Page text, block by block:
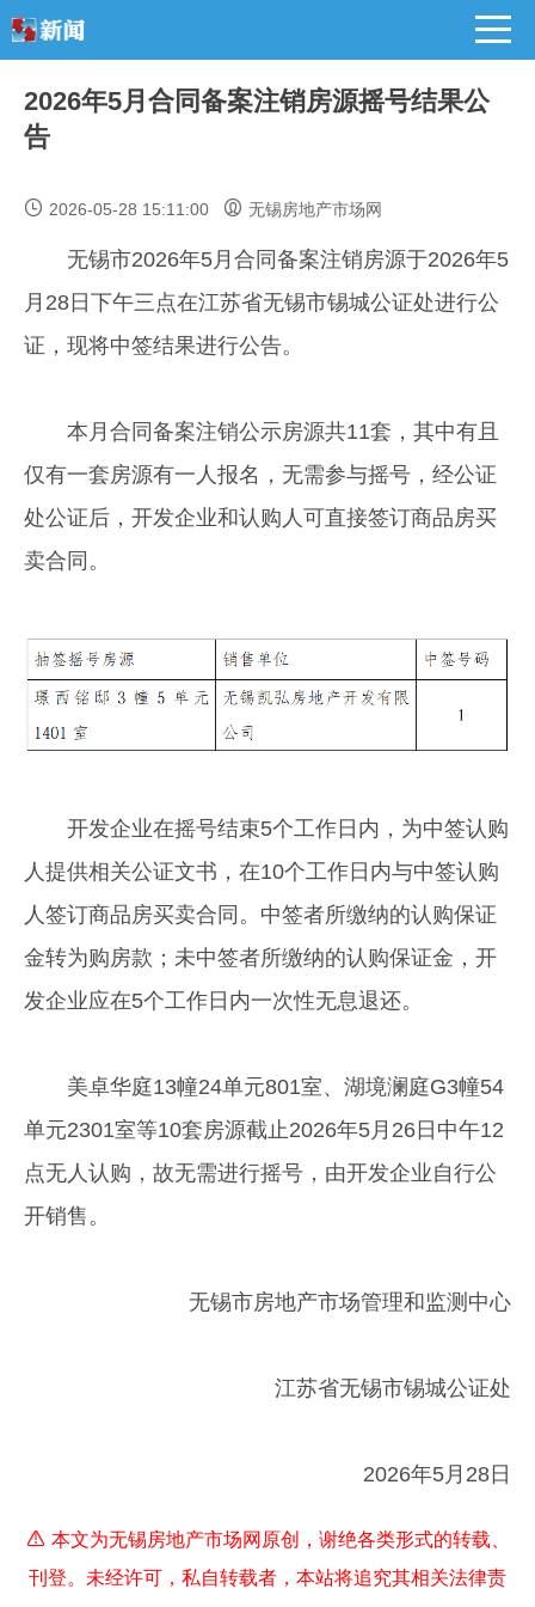
2026年5月合同备案注销房源摇号结果公
告
2026-05-28 15:11:00 无锡房地产市场网
无锡市2026年5月合同备案注销房源于2026年5
月28日下午三点在江苏省无锡市锡城公证处进行公
证，现将中签结果进行公告。
本月合同备案注销公示房源共11套，其中有且
仅有一套房源有一人报名，无需参与摇号，经公证
处公证后，开发企业和认购人可直接签订商品房买
卖合同。
开发企业在摇号结束5个工作日内，为中签认购
人提供相关公证文书，在10个工作日内与中签认购
人签订商品房买卖合同。中签者所缴纳的认购保证
金转为购房款；未中签者所缴纳的认购保证金，开
发企业应在5个工作日内一次性无息退还。
美卓华庭13幢24单元801室、湖境澜庭G3幢54
单元2301室等10套房源截止2026年5月26日中午12
点无人认购，故无需进行摇号，由开发企业自行公
开销售。
无锡市房地产市场管理和监测中心
江苏省无锡市锡城公证处
2026年5月28日
本文为无锡房地产市场网原创，谢绝各类形式的转载、
刊登。未经许可，私自转载者，本站将追究其相关法律责